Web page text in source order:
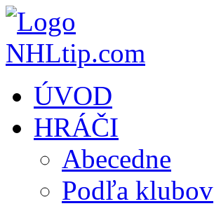
ÚVOD
HRÁČI
Abecedne
Podľa klubov